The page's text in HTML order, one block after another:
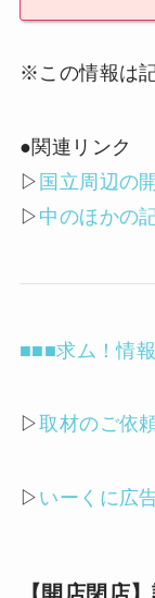
※この情報は
●関連リンク
▷ 国立周辺の
▷ 中のほかの
■■■求ム！情
▷取材のご依
▷ いーくに広